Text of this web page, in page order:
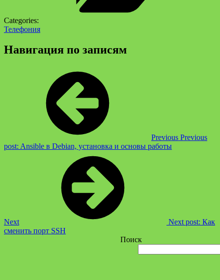
Categories:
Телефония
Навигация по записям
Previous Previous
post: Ansible в Debian, установка и основы работы
Next Next post: Как
сменить порт SSH
Поиск